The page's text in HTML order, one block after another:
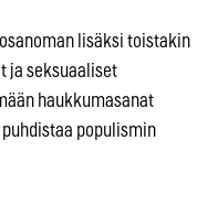
lisäksi toistakin
ja seksuaaliset
haukkumasanat
populismin